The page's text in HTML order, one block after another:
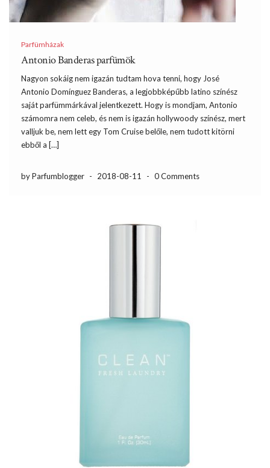
Parfümházak
Antonio Banderas parfümök
Nagyon sokáig nem igazán tudtam hova tenni, hogy José
Antonio Domínguez Banderas, a legjobbképűbb latino színész
saját parfümmárkával jelentkezett. Hogy is mondjam, Antonio
számomra nem celeb, és nem is igazán hollywoody színész, mert
valljuk be, nem lett egy Tom Cruise belőle, nem tudott kitörni
ebből a […]
by Parfumblogger - 2018-08-11 - 0 Comments